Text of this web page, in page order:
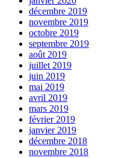
décembre 2019
novembre 2019
octobre 2019
septembre 2019
août 2019
juillet 2019
juin 2019
mai 2019
avril 2019
mars 2019
février 2019
janvier 2019
décembre 2018
novembre 2018